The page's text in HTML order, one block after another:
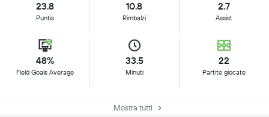
23.8
Puntis
10.8
Rimbalzi
2.7
Assist
48%
Field Goals Average
33.5
Minuti
22
Partite giocate
Mostra tutti